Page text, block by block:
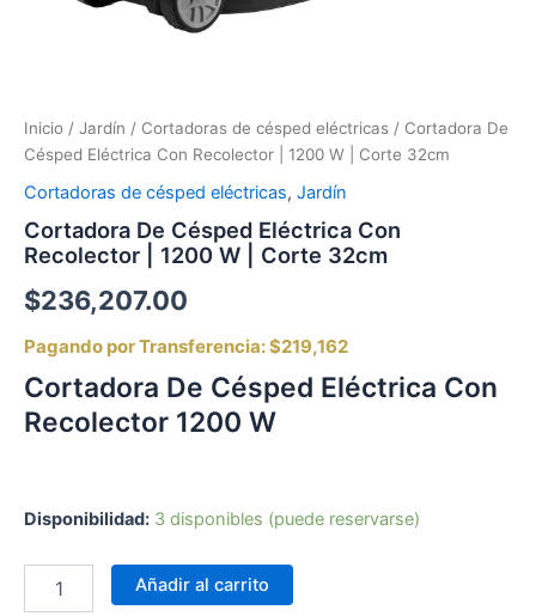
Inicio / Jardín / Cortadoras de césped eléctricas / Cortadora De
Césped Eléctrica Con Recolector | 1200 W | Corte 32cm
Cortadoras de césped eléctricas, Jardín
Cortadora De Césped Eléctrica Con
Recolector | 1200 W | Corte 32cm
$236,207.00
Pagando por Transferencia:$219,162
Cortadora De Césped Eléctrica Con
Recolector 1200 W
Disponibilidad: 3 disponibles (puede reservarse)
Añadir al carrito